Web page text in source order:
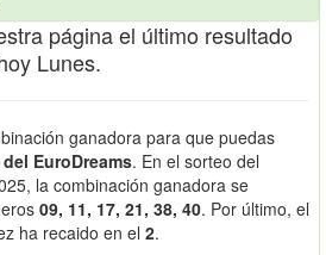
página el último resultado
Lunes.
ganadora para que puedas
EuroDreams. En el sorteo del
la combinación ganadora se
09, 11, 17, 21, 38, 40. Por último, el
ha recaido en el 2.